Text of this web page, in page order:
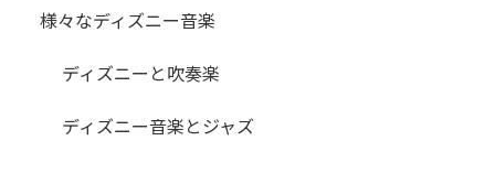
様々なディズニー音楽
ディズニーと吹奏楽
ディズニー音楽とジャズ